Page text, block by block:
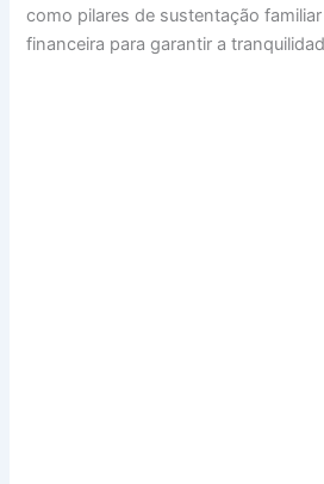
como pilares de sustentação
financeira para garantir a